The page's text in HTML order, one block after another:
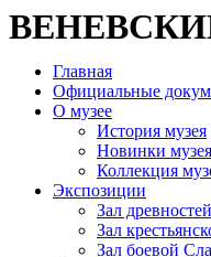
Главная
Официальные
О музее
История музея
Новинки музея
Коллекция
Экспозиции
Зал древностей
Зал
Зал боевой